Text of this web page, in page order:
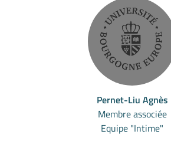
Pernet-Liu Agnès
Membre associée
Equipe "Intime"